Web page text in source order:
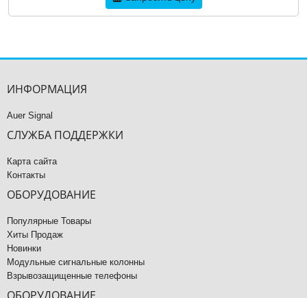
ИНФОРМАЦИЯ
Auer Signal
СЛУЖБА ПОДДЕРЖКИ
Карта сайта
Контакты
ОБОРУДОВАНИЕ
Популярные Товары
Хиты Продаж
Новинки
Модульные сигнальные колонны
Взрывозащищенные телефоны